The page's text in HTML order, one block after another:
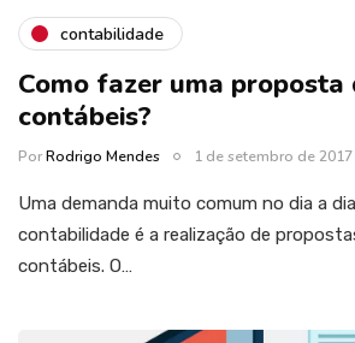
contabilidade
Como fazer uma proposta
contábeis?
PorRodrigo Mendes 1 de setembro de 2017
Uma demanda muito comum no dia a
contabilidade é a realização de
contábeis. O…